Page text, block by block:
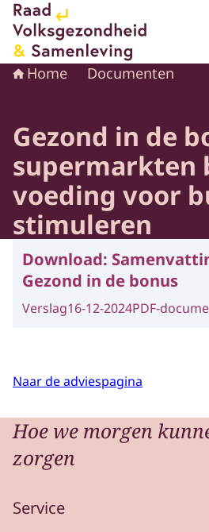
Naar de homepage van Raad
Home Documenten
Gezond in de
supermarkten
voeding voor
stimuleren
Download:
Gezond in de bonus
Verslag16-12-2024PDF-
Naar de adviespagina
Hoe we morgen
zorgen
Service